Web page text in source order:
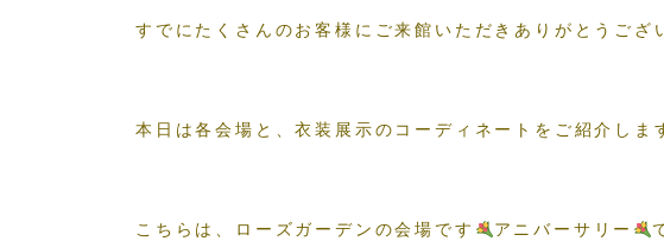
すでにたくさんのお客様にご来館いただきありがとうござ
本日は各会場と、衣装展示のコーディネートをご紹介しま
こちらは、ローズガーデンの会場です アニバーサリー